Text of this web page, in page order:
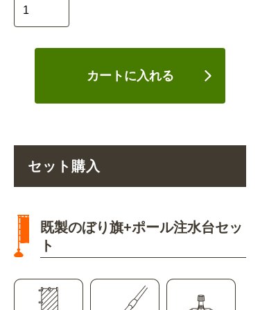
カートに入れる
セット購入
既製のぼり旗+ポール注水台セッ
ト